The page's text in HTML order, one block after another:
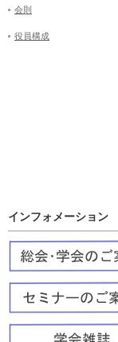
会則
役員構成
インフォメーション